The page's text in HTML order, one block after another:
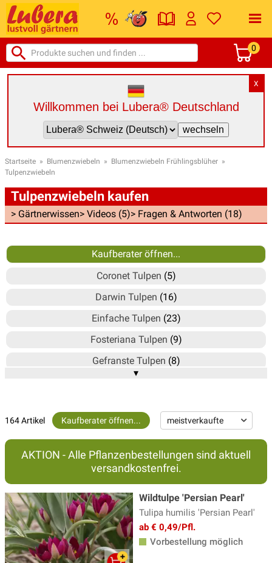
0
X
Willkommen bei Lubera® Deutschland
Startseite » Blumenzwiebeln » Blumenzwiebeln Frühlingsblüher »
Tulpenzwiebeln
Tulpenzwiebeln kaufen
> Gärtnerwissen> Videos (5)> Fragen & Antworten (18)
Kaufberater öffnen...
Coronet Tulpen (5)
Darwin Tulpen (16)
Einfache Tulpen (23)
Fosteriana Tulpen (9)
Gefranste Tulpen (8)
Mehrblütige Tulpen(7)
Triumph Tulpen(21)
Tulpen Mischungen(11)
Tulpen nach Farben(35)
Viridiflora Tulpen - Grüne Tulpen
Wildtulpen
▾
164 Artikel Kaufberater öffnen...
AKTION - Alle Pflanzenbestellungen sind aktuell
versandkostenfrei.
Wildtulpe 'Persian Pearl'
Tulipa humilis 'Persian Pearl'
ab € 0,49/Pfl.
Vorbestellung möglich